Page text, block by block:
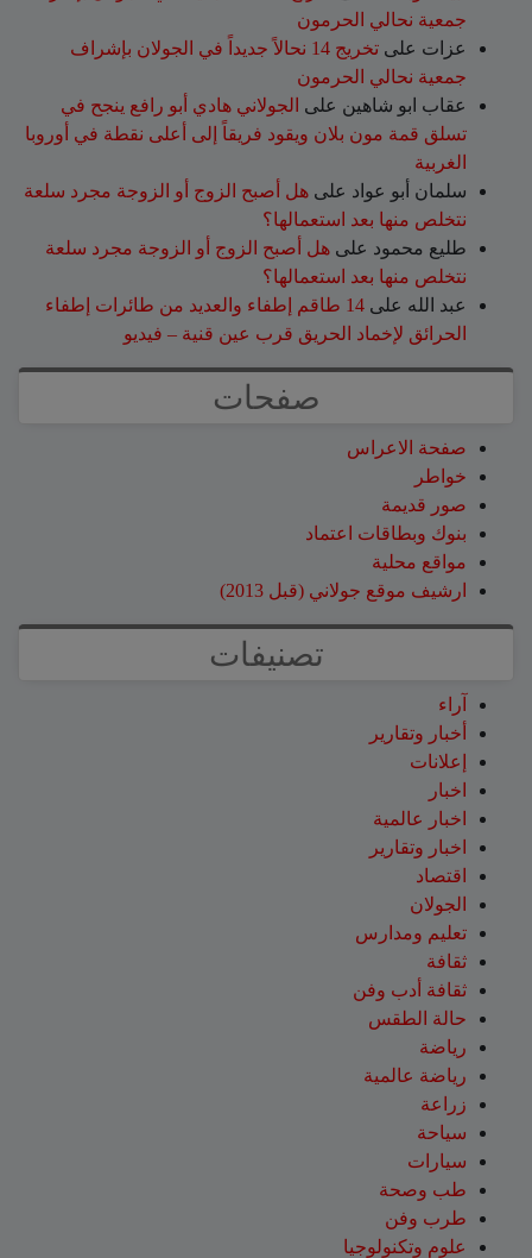
جمعية نحالي الحرمون
عزات على
تخريج 14 نحالاً جديداً في الجولان بإشراف
جمعية نحالي الحرمون
عقاب ابو شاهين على الجولاني هادي أبو رافع ينجح في
تسلق قمة مون بلان ويقود فريقاً إلى أعلى نقطة في أوروبا
الغربية
سلمان أبو عواد على هل أصبح الزوج أو الزوجة مجرد سلعة
نتخلص منها بعد استعمالها؟
طليع محمود على هل أصبح الزوج أو الزوجة مجرد سلعة
نتخلص منها بعد استعمالها؟
عبد الله على
14 طاقم إطفاء والعديد من طائرات إطفاء
الحرائق لإخماد الحريق قرب عين قنية – فيديو
صفحات
صفحة الاعراس
خواطر
صور قديمة
بنوك وبطاقات اعتماد
مواقع محلية
ارشيف موقع جولاني (قبل 2013)
تصنيفات
آراء
أخبار وتقارير
إعلانات
اخبار
اخبار عالمية
اخبار وتقارير
اقتصاد
الجولان
تعليم ومدارس
ثقافة
ثقافة أدب وفن
حالة الطقس
رياضة
رياضة عالمية
زراعة
سياحة
سيارات
طب وصحة
طرب وفن
علوم وتكنولوجيا